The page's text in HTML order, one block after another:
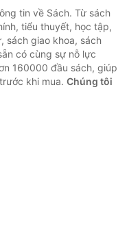
tin về Sách. Từ sách
tiểu thuyết, học tập,
sách giao khoa, sách
có cùng sự nỗ lực
160000 đầu sách, giúp
khi mua. Chúng tôi